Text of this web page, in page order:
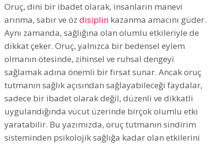
Oruç, dini bir ibadet olarak, insanların manevi
arınma, sabır ve özdisiplin kazanma amacını güder.
Aynı zamanda, sağlığına olan olumlu etkileriyle de
dikkat çeker. Oruç, yalnızca bir bedensel eylem
olmanın ötesinde, zihinsel ve ruhsal dengeyi
sağlamak adına önemli bir fırsat sunar. Ancak oruç
tutmanın sağlık açısından sağlayabileceği faydalar,
sadece bir ibadet olarak değil, düzenli ve dikkatli
uygulandığında vücut üzerinde birçok olumlu etki
yaratabilir. Bu yazımızda, oruç tutmanın sindirim
sisteminden psikolojik sağlığa kadar olan etkilerini